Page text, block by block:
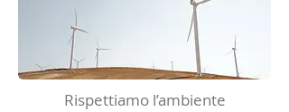
Rispettiamo l’ambiente